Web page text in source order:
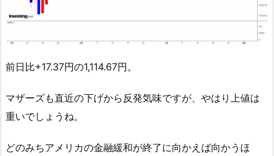
前日比+17.37円の1,114.67円。
マザーズも直近の下げから反発気味ですが、やはり上値は
重いでしょうね。
どのみちアメリカの金融緩和が終了に向かえば向かうほ